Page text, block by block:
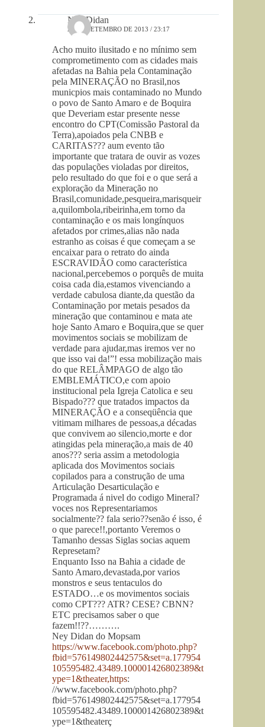
Ney Didan
23 DE SETEMBRO DE 2013 / 23:17
Acho muito ilusitado e no mínimo sem
comprometimento com as cidades mais
afetadas na Bahia pela Contaminação
pela MINERAÇÃO no Brasil,nos
municpios mais contaminado no Mundo
o povo de Santo Amaro e de Boquira
que Deveriam estar presente nesse
encontro do CPT(Comissão Pastoral da
Terra),apoiados pela CNBB e
CARITAS??? aum evento tão
importante que tratara de ouvir as vozes
das populações violadas por direitos,
pelo resultado do que foi e o que será a
exploração da Mineração no
Brasil,comunidade,pesqueira,marisqueir
a,quilombola,ribeirinha,em torno da
contaminação e os mais longínquos
afetados por crimes,alias não nada
estranho as coisas é que começam a se
encaixar para o retrato do ainda
ESCRAVIDÃO como característica
nacional,percebemos o porquês de muita
coisa cada dia,estamos vivenciando a
verdade cabulosa diante,da questão da
Contaminação por metais pesados da
mineração que contaminou e mata ate
hoje Santo Amaro e Boquira,que se quer
movimentos sociais se mobilizam de
verdade para ajudar,mas iremos ver no
que isso vai da!”! essa mobilização mais
do que RELÂMPAGO de algo tão
EMBLEMÁTICO,e com apoio
institucional pela Igreja Catolica e seu
Bispado??? que tratados impactos da
MINERAÇÃO e a conseqüência que
vitimam milhares de pessoas,a décadas
que convivem ao silencio,morte e dor
atingidas pela mineração,a mais de 40
anos??? seria assim a metodologia
aplicada dos Movimentos sociais
copilados para a construção de uma
Articulação Desarticulação e
Programada á nivel do codigo Mineral?
voces nos Representariamos
socialmente?? fala serio??senão é isso, é
o que parece!!,portanto Veremos o
Tamanho dessas Siglas socias aquem
Represetam?
Enquanto Isso na Bahia a cidade de
Santo Amaro,devastada,por varios
monstros e seus tentaculos do
ESTADO…e os movimentos sociais
como CPT??? ATR? CESE? CBNN?
ETC precisamos saber o que
fazem!!??……….
Ney Didan do Mopsam
https://www.facebook.com/photo.php?
fbid=576149802442575&set=a.177954
105595482.43489.100001426802389&t
ype=1&theater,https:
//www.facebook.com/photo.php?
fbid=576149802442575&set=a.177954
105595482.43489.100001426802389&t
ype=1&theaterç